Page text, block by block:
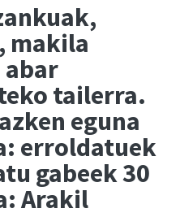
makila
tailerra.
eguna
erroldatuek
gabeek 30
Arakil